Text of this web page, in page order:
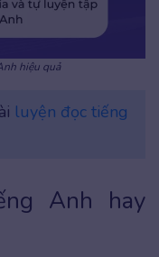
hiệu quả
luyện đọc tiếng
Anh hay